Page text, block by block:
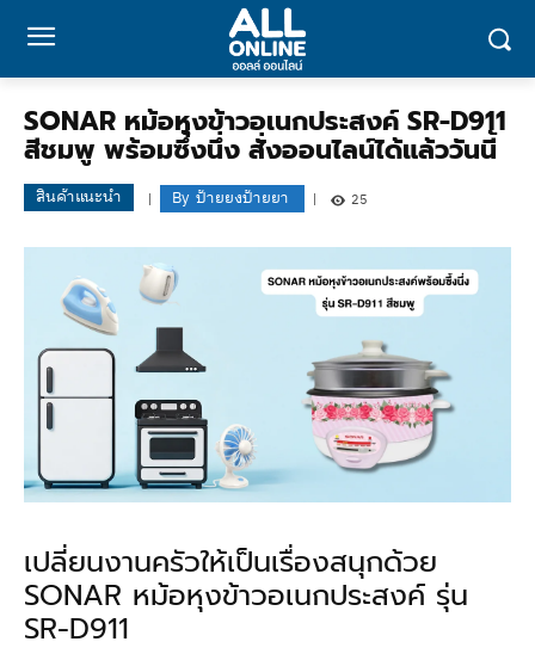
SONAR หม้อหุงข้าวอเนกประสงค์ SR-D911
สีชมพู พร้อมซึ้งนึ่ง สั่งออนไลน์ได้แล้ววันนี้
สินค้าแนะนำ By ป้ายยงป้ายยา 25
เปลี่ยนงานครัวให้เป็นเรื่องสนุกด้วย
SONAR หม้อหุงข้าวอเนกประสงค์ รุ่น
SR-D911